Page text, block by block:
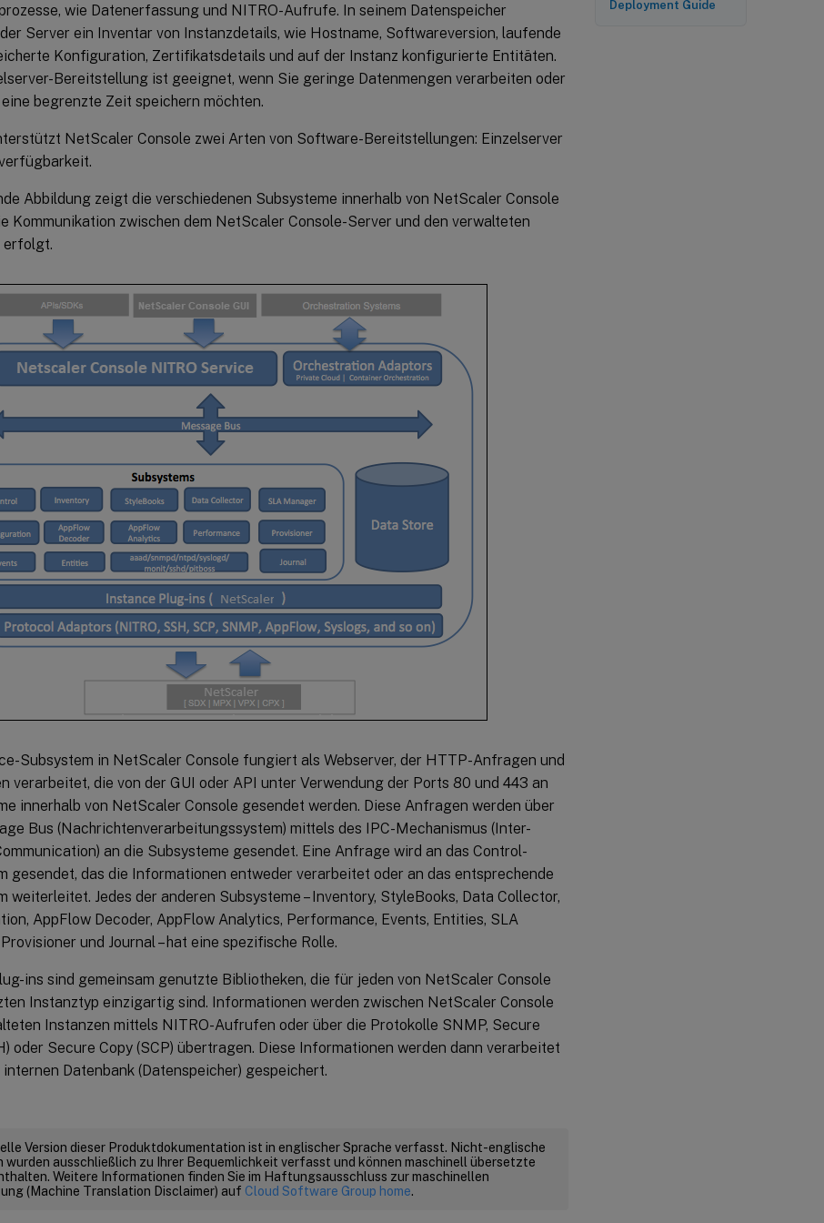
wie Datenerfassung und NITRO-Aufrufe. In seinem Datenspeicher
Server ein Inventar von Instanzdetails, wie Hostname, Softwareversion, laufende
Konfiguration, Zertifikatsdetails und auf der Instanz konfigurierte Entitäten.
Bereitstellung ist geeignet, wenn Sie geringe Datenmengen verarbeiten oder
begrenzte Zeit speichern möchten.
NetScaler Console zwei Arten von Software-Bereitstellungen: Einzelserver
Abbildung zeigt die verschiedenen Subsysteme innerhalb von NetScaler Console
Kommunikation zwischen dem NetScaler Console-Server und den verwalteten
erfolgt.
Subsystem in NetScaler Console fungiert als Webserver, der HTTP-Anfragen und
verarbeitet, die von der GUI oder API unter Verwendung der Ports 80 und 443 an
innerhalb von NetScaler Console gesendet werden. Diese Anfragen werden über
Bus (Nachrichtenverarbeitungssystem) mittels des IPC-Mechanismus (Inter-
an die Subsysteme gesendet. Eine Anfrage wird an das Control-
gesendet, das die Informationen entweder verarbeitet oder an das entsprechende
weiterleitet. Jedes der anderen Subsysteme – Inventory, StyleBooks, Data Collector,
AppFlow Decoder, AppFlow Analytics, Performance, Events, Entities, SLA
und Journal – hat eine spezifische Rolle.
ins sind gemeinsam genutzte Bibliotheken, die für jeden von NetScaler Console
Instanztyp einzigartig sind. Informationen werden zwischen NetScaler Console
Instanzen mittels NITRO-Aufrufen oder über die Protokolle SNMP, Secure
oder Secure Copy (SCP) übertragen. Diese Informationen werden dann verarbeitet
Datenbank (Datenspeicher) gespeichert.
Version dieser Produktdokumentation ist in englischer Sprache verfasst. Nicht-englische
wurden ausschließlich zu Ihrer Bequemlichkeit verfasst und können maschinell übersetzte
Weitere Informationen finden Sie im Haftungsausschluss zur maschinellen
(Machine Translation Disclaimer) auf Cloud Software Group home.
Deployment Guide